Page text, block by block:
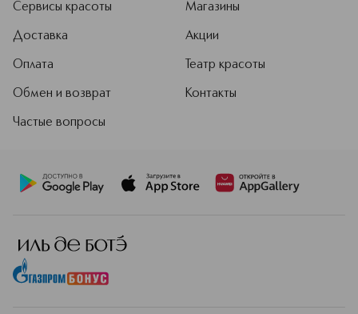
Сервисы красоты
Доставка
Оплата
Обмен и возврат
Частые вопросы
Магазины
Акции
Театр красоты
Контакты